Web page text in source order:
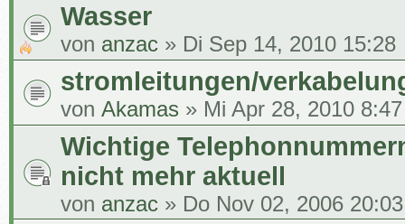
Wasser
von anzac » Di Sep 14, 2010 15:28
stromleitungen/
von Akamas » Mi Apr 28, 2010 8:47
Wichtige
nicht mehr aktuell
von anzac » Do Nov 02, 2006 20:03